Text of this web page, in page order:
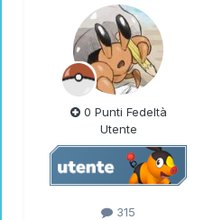
0 Punti Fedeltà
Utente
315